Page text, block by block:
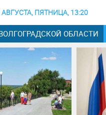
АВГУСТА, ПЯТНИЦА, 13:20
ОБЛАСТИ